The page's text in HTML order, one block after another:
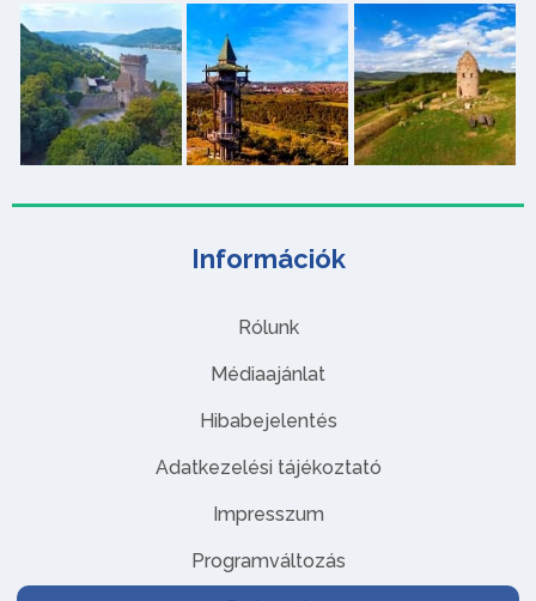
Információk
Rólunk
Médiaajánlat
Hibabejelentés
Adatkezelési tájékoztató
Impresszum
Programváltozás